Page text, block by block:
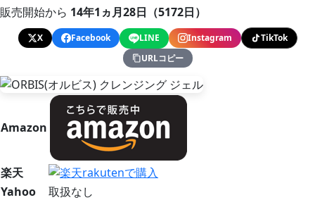
販売開始から 14年1ヵ月28日（5172日）
X Facebook LINE Instagram
TikTok
URLコピー
Amazon
楽天
Yahoo
取扱なし